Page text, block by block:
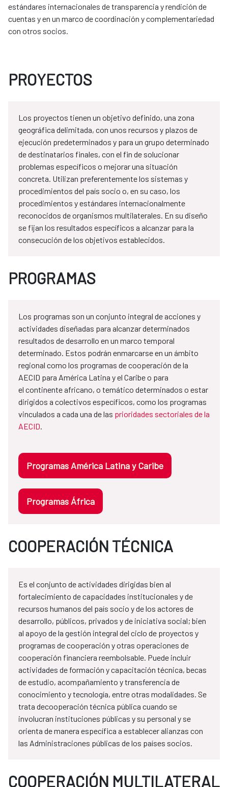
estándares internacionales de transparencia y rendición de
cuentas y en un marco de coordinación y complementariedad
con otros socios.
PROYECTOS
Los proyectos tienen un objetivo definido, una zona
geográfica delimitada, con unos recursos y plazos de
ejecución predeterminados y para un grupo determinado
de destinatarios finales, con el fin de solucionar
problemas específicos o mejorar una situación
concreta. Utilizan preferentemente los sistemas y
procedimientos del país socio o, en su caso, los
procedimientos y estándares internacionalmente
reconocidos de organismos multilaterales. En su diseño
se fijan los resultados específicos a alcanzar para la
consecución de los objetivos establecidos.
PROGRAMAS
Los programas son un conjunto integral de acciones y
actividades diseñadas para alcanzar determinados
resultados de desarrollo en un marco temporal
determinado. Estos podrán enmarcarse en un ámbito
regional como los programas de cooperación de la
AECID para América Latina y el Caribe o para
el continente africano, o temático determinados o estar
dirigidos a colectivos específicos, como los programas
vinculados a cada una de las prioridades sectoriales de la
AECID.
Programas América Latina y Caribe
Programas África
COOPERACIÓN TÉCNICA
Es el conjunto de actividades dirigidas bien al
fortalecimiento de capacidades institucionales y de
recursos humanos del país socio y de los actores de
desarrollo, públicos, privados y de iniciativa social; bien
al apoyo de la gestión integral del ciclo de proyectos y
programas de cooperación y otras operaciones de
cooperación financiera reembolsable. Puede incluir
actividades de formación y capacitación técnica, becas
de estudio, acompañamiento y transferencia de
conocimiento y tecnología, entre otras modalidades. Se
trata decooperación técnica pública cuando se
involucran instituciones públicas y su personal y se
orienta de manera específica a establecer alianzas con
las Administraciones públicas de los países socios.
COOPERACIÓN MULTILATERAL